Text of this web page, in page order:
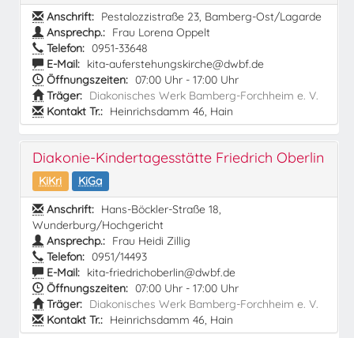
Anschrift: Pestalozzistraße 23, Bamberg-Ost/Lagarde
Ansprechp.: Frau Lorena Oppelt
Telefon: 0951-33648
E-Mail: kita-auferstehungskirche@dwbf.de
Öffnungszeiten: 07:00 Uhr - 17:00 Uhr
Träger: Diakonisches Werk Bamberg-Forchheim e. V.
Kontakt Tr.: Heinrichsdamm 46, Hain
Diakonie-Kindertagesstätte Friedrich Oberlin
KiKri
KiGa
Anschrift: Hans-Böckler-Straße 18,
Wunderburg/Hochgericht
Ansprechp.: Frau Heidi Zillig
Telefon: 0951/14493
E-Mail: kita-friedrichoberlin@dwbf.de
Öffnungszeiten: 07:00 Uhr - 17:00 Uhr
Träger: Diakonisches Werk Bamberg-Forchheim e. V.
Kontakt Tr.: Heinrichsdamm 46, Hain